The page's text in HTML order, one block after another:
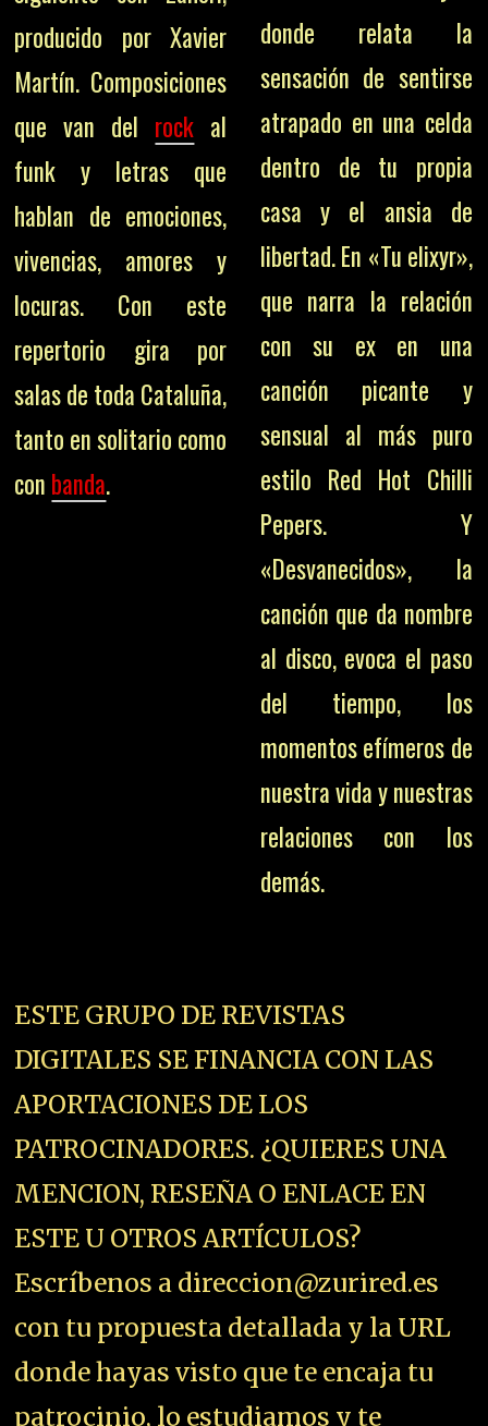
producido por Xavier
Martín. Composiciones
que van del rock al
funk y letras que
hablan de emociones,
vivencias, amores y
locuras. Con este
repertorio gira por
salas de toda Cataluña,
tanto en solitario como
con banda.
donde relata la
sensación de sentirse
atrapado en una celda
dentro de tu propia
casa y el ansia de
libertad. En «Tu elixyr»,
que narra la relación
con su ex en una
canción picante y
sensual al más puro
estilo Red Hot Chilli
Pepers. Y
«Desvanecidos», la
canción que da nombre
al disco, evoca el paso
del tiempo, los
momentos efímeros de
nuestra vida y nuestras
relaciones con los
demás.
ESTE GRUPO DE REVISTAS
DIGITALES SE FINANCIA CON LAS
APORTACIONES DE LOS
PATROCINADORES. ¿QUIERES UNA
MENCION, RESEÑA O ENLACE EN
ESTE U OTROS ARTÍCULOS?
Escríbenos a direccion@zurired.es
con tu propuesta detallada y la URL
donde hayas visto que te encaja tu
patrocinio, lo estudiamos y te